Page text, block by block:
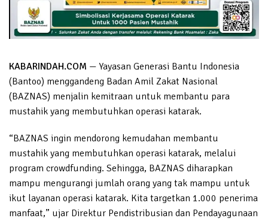
KABARINDAH.COM — Yayasan Generasi Bantu Indonesia
(Bantoo) menggandeng Badan Amil Zakat Nasional
(BAZNAS) menjalin kemitraan untuk membantu para
mustahik yang membutuhkan operasi katarak.
“BAZNAS ingin mendorong kemudahan membantu
mustahik yang membutuhkan operasi katarak, melalui
program crowdfunding. Sehingga, BAZNAS diharapkan
mampu mengurangi jumlah orang yang tak mampu untuk
ikut layanan operasi katarak. Kita targetkan 1.000 penerima
manfaat,” ujar Direktur Pendistribusian dan Pendayagunaan